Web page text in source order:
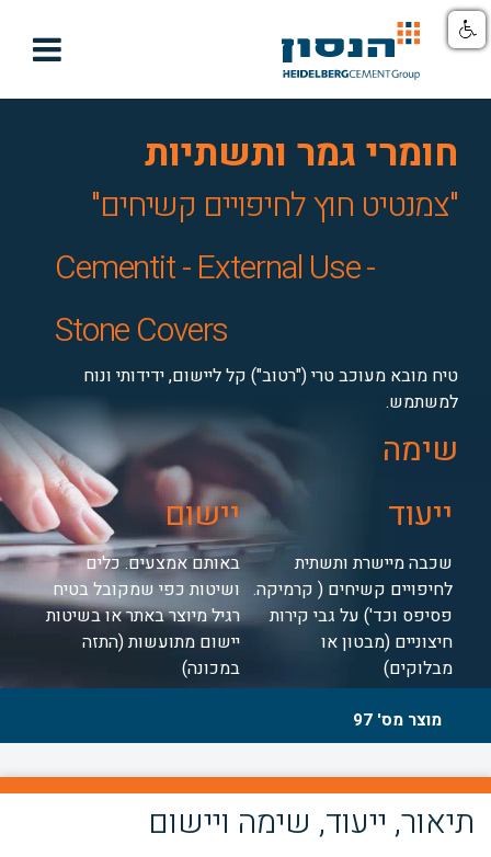

חומרי גמר ותשתיות
"צמנטיט חוץ לחיפויים קשיחים"
Cementit - External Use -
Stone Covers
טיח מובא מעוכב טרי ("רטוב") קל ליישום, ידידותי ונוח
למשתמש.
שימה
ייעוד
יישום
שכבה מיישרת ותשתית
לחיפויים קשיחים ( קרמיקה.
פסיפס וכד') על גבי קירות
חיצוניים (מבטון או
מבלוקים)
באותם אמצעים. כלים
ושיטות כפי שמקובל בטיח
רגיל מיוצר באתר או בשיטות
יישום מתועשות (התזה
במכונה)
מוצר מס' 97
תיאור, ייעוד, שימה ויישום